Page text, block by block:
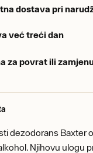
dostava pri
već treći dan
za povrat ili
dezodorans Baxter
Njihovu ulogu